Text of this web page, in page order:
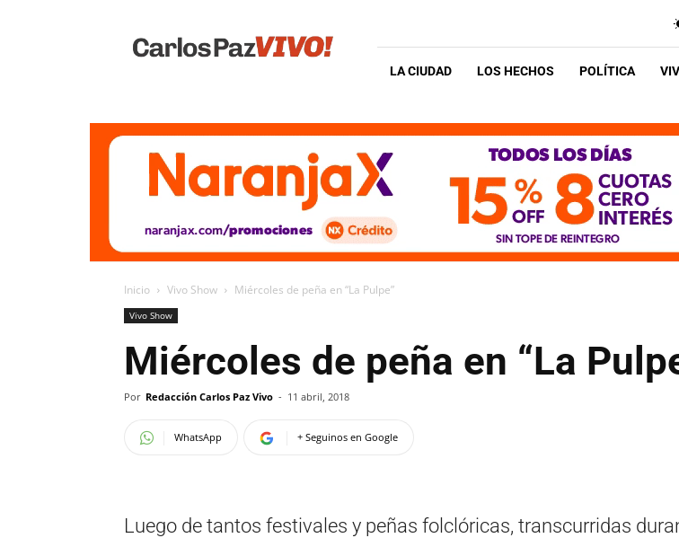
Vivo
LA CIUDAD LOS HECHOS POLÍTICA
Inicio Vivo Show Miércoles de peña en “La Pulpe”
Vivo Show
Miércoles de peña en “La
Por Redacción Carlos Paz Vivo - 11 abril, 2018
WhatsApp + Seguinos en Google
Luego de tantos festivales y peñas folclóricas, transcurridas